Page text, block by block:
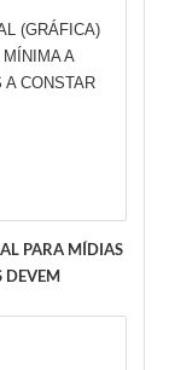
(GRÁFICA)
A
A CONSTAR
PARA MÍDIAS
DEVEM